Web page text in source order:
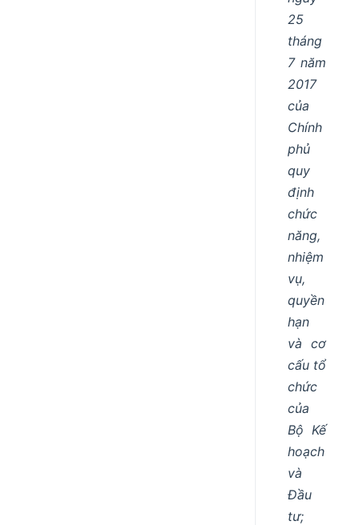
25
tháng
7 năm
2017
của
Chính
phủ
quy
định
chức
năng,
nhiệm
vụ,
quyền
hạn
và cơ
cấu tổ
chức
của
Bộ Kế
hoạch
và
Đầu
tư;